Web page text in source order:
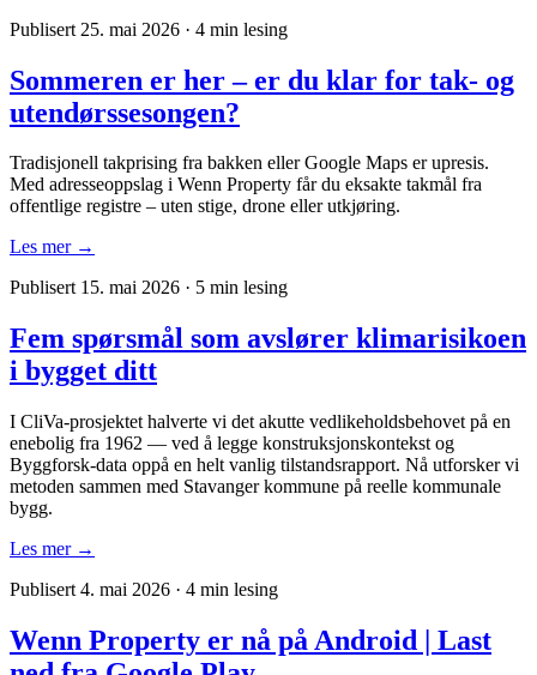
Publisert 25. mai 2026 · 4 min lesing
Sommeren er her – er du klar for tak- og
utendørssesongen?
Tradisjonell takprising fra bakken eller Google Maps er upresis.
Med adresseoppslag i Wenn Property får du eksakte takmål fra
offentlige registre – uten stige, drone eller utkjøring.
Les mer →
Publisert 15. mai 2026 · 5 min lesing
Fem spørsmål som avslører klimarisikoen
i bygget ditt
I CliVa-prosjektet halverte vi det akutte vedlikeholdsbehovet på en
enebolig fra 1962 — ved å legge konstruksjonskontekst og
Byggforsk-data oppå en helt vanlig tilstandsrapport. Nå utforsker vi
metoden sammen med Stavanger kommune på reelle kommunale
bygg.
Les mer →
Publisert 4. mai 2026 · 4 min lesing
Wenn Property er nå på Android | Last